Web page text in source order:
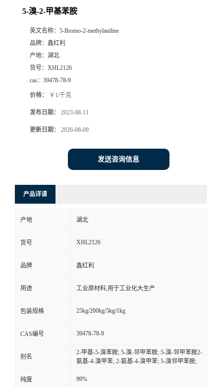
5-溴-2-甲基苯胺
英文名称： 5-Bromo-2-methylaniline
品牌： 鑫红利
产地： 湖北
货号： XHL2126
cas： 39478-78-9
价格： ￥1/千克
发布日期： 2023-08-11
更新日期： 2026-08-09
发送咨询信息
产品详请
产地 湖北
货号 XHL2126
品牌 鑫红利
用途 工业原材料,用于工业化大生产
包装规格 25kg/200kg/5kg/1kg
CAS编号 39478-78-9
别名
2-甲基-5-溴苯胺; 5-溴-邻甲苯胺; 5-溴-邻甲苯胺2-
氨基-4-溴甲苯; 2-氨基-4-溴甲苯; 5-溴邻甲苯胺;
纯度 99%